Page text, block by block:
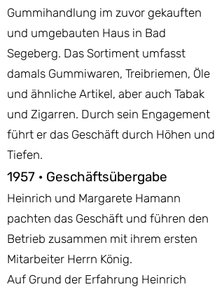
Gummihandlung im zuvor gekauften
und umgebauten Haus in Bad
Segeberg. Das Sortiment umfasst
damals Gummiwaren, Treibriemen, Öle
und ähnliche Artikel, aber auch Tabak
und Zigarren. Durch sein Engagement
führt er das Geschäft durch Höhen und
Tiefen.
1957 · Geschäftsübergabe
Heinrich und Margarete Hamann
pachten das Geschäft und führen den
Betrieb zusammen mit ihrem ersten
Mitarbeiter Herrn König.
Auf Grund der Erfahrung Heinrich